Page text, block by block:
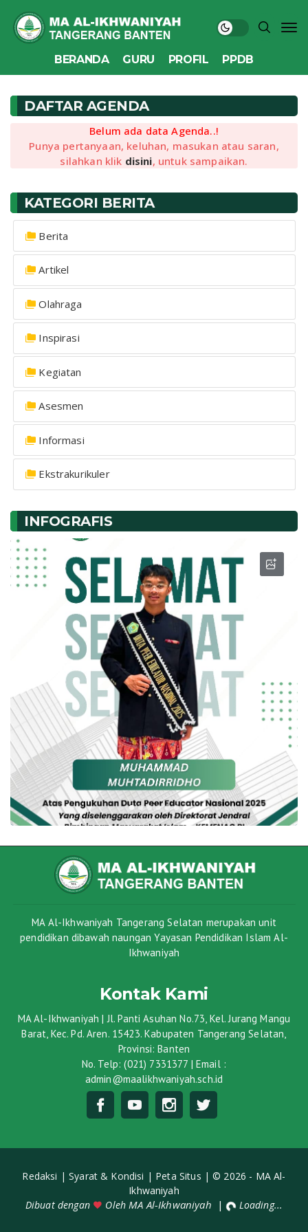
BERANDA GURU PROFIL PPDB
DAFTAR AGENDA
Belum ada data Agenda..!
Punya pertanyaan, keluhan, masukan atau saran,
silahkan klik disini, untuk sampaikan.
KATEGORI BERITA
Berita
Artikel
Olahraga
Inspirasi
Kegiatan
Asesmen
Informasi
Ekstrakurikuler
INFOGRAFIS
MA Al-Ikhwaniyah Tangerang Selatan merupakan unit
pendidikan dibawah naungan Yayasan Pendidikan Islam Al-
Ikhwaniyah
Kontak Kami
MA Al-Ikhwaniyah | Jl. Panti Asuhan No.73, Kel. Jurang Mangu
Barat, Kec. Pd. Aren. 15423. Kabupaten Tangerang Selatan,
Provinsi: Banten
No. Telp: (021) 7331377 | Email :
admin@maalikhwaniyah.sch.id
Redaksi |Syarat & Kondisi | Peta Situs |© 2026 - MA Al-
Ikhwaniyah
Dibuat dengan
Oleh MA Al-Ikhwaniyah | Loading...